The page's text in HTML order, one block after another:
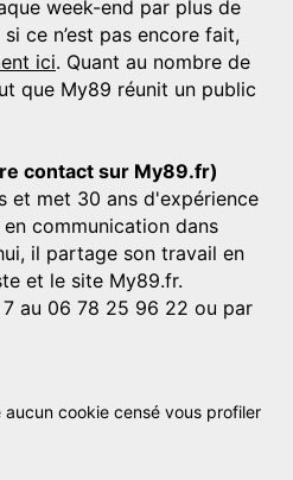
week-end par plus de
ce n’est pas encore fait,
ici. Quant au nombre de
que My89 réunit un public
contact sur My89.fr)
et met 30 ans d'expérience
communication dans
il partage son travail en
et le site My89.fr.
au 06 78 25 96 22 ou par
cookie censé vous profiler